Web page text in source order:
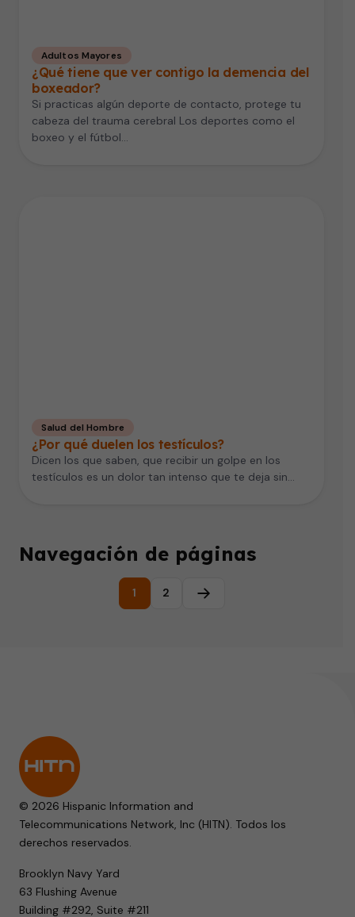
Adultos Mayores
¿Qué tiene que ver contigo la demencia del
boxeador?
Si practicas algún deporte de contacto, protege tu
cabeza del trauma cerebral Los deportes como el
boxeo y el fútbol…
Salud del Hombre
¿Por qué duelen los testículos?
Dicen los que saben, que recibir un golpe en los
testículos es un dolor tan intenso que te deja sin…
Navegación de páginas
1 2 Página siguiente
© 2026 Hispanic Information and
Telecommunications Network, Inc (HITN). Todos los
derechos reservados.
Brooklyn Navy Yard
63 Flushing Avenue
Building #292, Suite #211